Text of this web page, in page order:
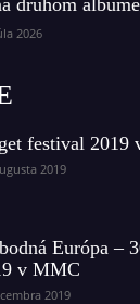
2026
festival 2019
2019
Európa –
v MMC
2019